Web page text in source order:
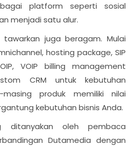
platform seperti sosial
menjadi satu alur.
juga beragam. Mulai
hosting package, SIP
VOIP billing management
CRM untuk kebutuhan
masing produk memiliki nilai
kebutuhan bisnis Anda.
ditanyakan oleh pembaca
Dutamedia dengan